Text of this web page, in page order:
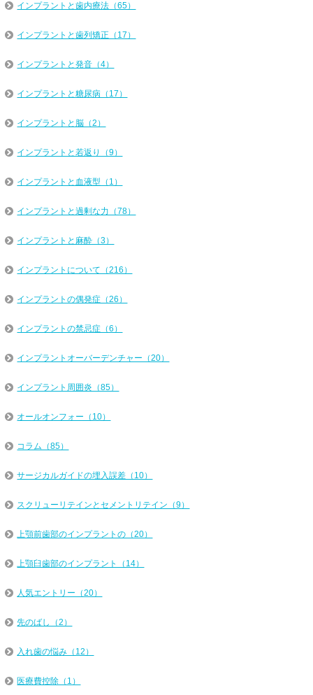
インプラントと歯内療法（65）
インプラントと歯列矯正（17）
インプラントと発音（4）
インプラントと糖尿病（17）
インプラントと脳（2）
インプラントと若返り（9）
インプラントと血液型（1）
インプラントと過剰な力（78）
インプラントと麻酔（3）
インプラントについて（216）
インプラントの偶発症（26）
インプラントの禁忌症（6）
インプラントオーバーデンチャー（20）
インプラント周囲炎（85）
オールオンフォー（10）
コラム（85）
サージカルガイドの埋入誤差（10）
スクリューリテインとセメントリテイン（9）
上顎前歯部のインプラントの（20）
上顎臼歯部のインプラント（14）
人気エントリー（20）
先のばし（2）
入れ歯の悩み（12）
医療費控除（1）